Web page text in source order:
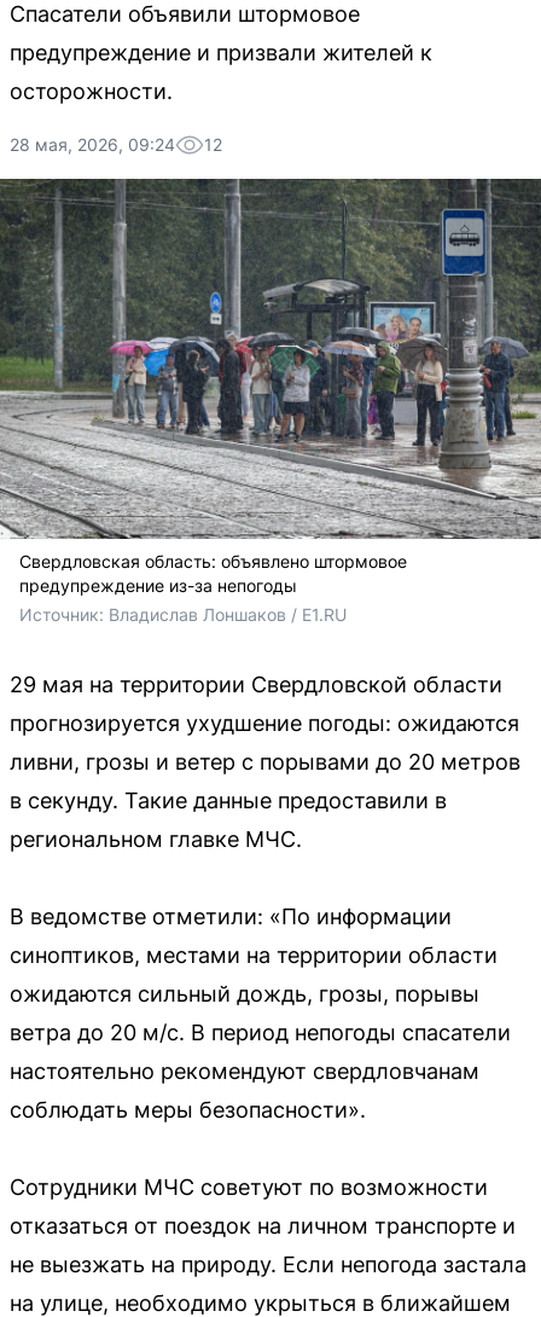
Спасатели объявили штормовое
предупреждение и призвали жителей к
осторожности.
28 мая, 2026, 09:24 12
Свердловская область: объявлено штормовое
предупреждение из-за непогоды
Источник: Владислав Лоншаков / E1.RU
29 мая на территории Свердловской области
прогнозируется ухудшение погоды: ожидаются
ливни, грозы и ветер с порывами до 20 метров
в секунду. Такие данные предоставили в
региональном главке МЧС.
В ведомстве отметили: «По информации
синоптиков, местами на территории области
ожидаются сильный дождь, грозы, порывы
ветра до 20 м/с. В период непогоды спасатели
настоятельно рекомендуют свердловчанам
соблюдать меры безопасности».
Сотрудники МЧС советуют по возможности
отказаться от поездок на личном транспорте и
не выезжать на природу. Если непогода застала
на улице, необходимо укрыться в ближайшем